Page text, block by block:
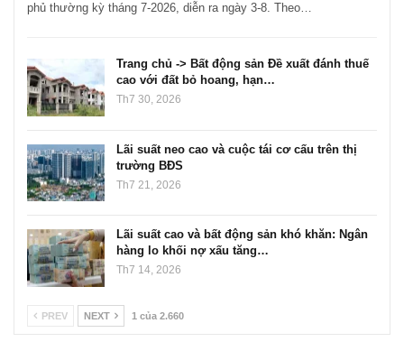
phủ thường kỳ tháng 7-2026, diễn ra ngày 3-8. Theo…
Trang chủ -> Bất động sản Đề xuất đánh thuế
cao với đất bỏ hoang, hạn…
Th7 30, 2026
Lãi suất neo cao và cuộc tái cơ cấu trên thị
trường BĐS
Th7 21, 2026
Lãi suất cao và bất động sản khó khăn: Ngân
hàng lo khối nợ xấu tăng…
Th7 14, 2026
PREV NEXT 1 của 2.660